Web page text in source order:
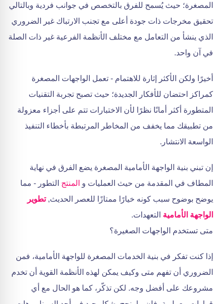
المصغرة؛ حيث يُسمح للفرق بالتخصص في جوانب فردية وبالتالي
تحقيق مخرجات ذات جودة أعلى مع تجنب الارتباك غير الضروري
الذي ينشأ من التعامل مع مختلف الأنظمة الفرعية غير ذات الصلة
في آن واحد.
أخيرًا ولكن الأكثر إثارة للاهتمام - تعمل الواجهات المصغرة
كمراكز احتضان للأفكار الجديدة؛ حيث تصبح تجربة التقنيات
المتطورة أكثر أمانًا نظرًا لأن الاختبارات تتم على أجزاء معزولة
من تطبيقك مما يخفف من المخاطر المرتبطة بأخطاء التنفيذ
الواسعة الانتشار.
إن تبني بنية الواجهة الأمامية المصغرة يضع الفرق في نهاية
المطاف في المقدمة من حيث العمليات و المنتج التطور - مما
يوضح بوضوح سبب كونه خيارًا ممتازًا للعصر الحديث,تطوير
الواجهة الأمامية التعهدات.
متى تستخدم الواجهات الصغيرة؟
إذا كنت تفكر في بنية الخدمات المصغرة للواجهة الأمامية، فمن
الضروري أن تفهم متى وكيف يمكن لهذه الأنظمة القوية أن تخدم
مشروعك على أفضل وجه. لكن تذكّر، كما هو الحال مع أي